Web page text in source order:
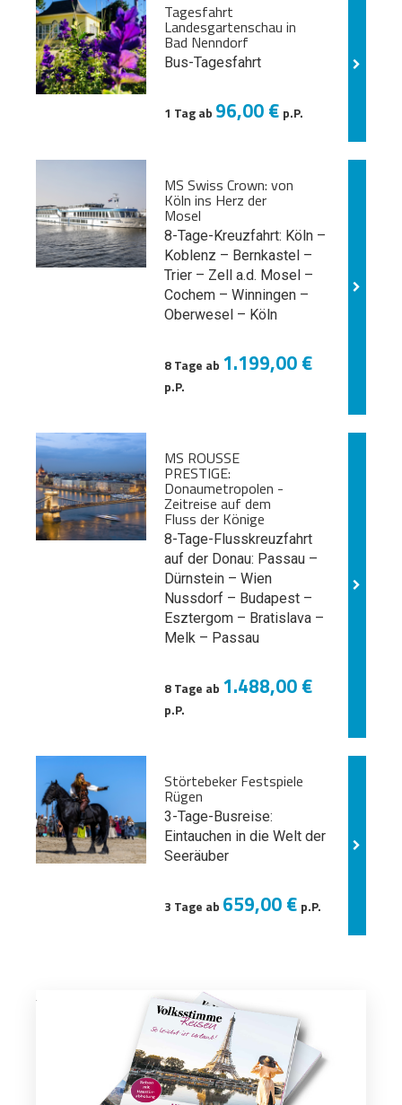
Tagesfahrt
Landesgartenschau in
Bad Nenndorf
Bus-Tagesfahrt
1 Tag ab 96,00 € p.P.
MS Swiss Crown: von
Köln ins Herz der
Mosel
8-Tage-Kreuzfahrt: Köln –
Koblenz – Bernkastel –
Trier – Zell a.d. Mosel –
Cochem – Winningen –
Oberwesel – Köln
8 Tage ab 1.199,00 €
p.P.
MS ROUSSE
PRESTIGE:
Donaumetropolen -
Zeitreise auf dem
Fluss der Könige
8-Tage-Flusskreuzfahrt
auf der Donau: Passau –
Dürnstein – Wien
Nussdorf – Budapest –
Esztergom – Bratislava –
Melk – Passau
8 Tage ab 1.488,00 €
p.P.
Störtebeker Festspiele
Rügen
3-Tage-Busreise:
Eintauchen in die Welt der
Seeräuber
3 Tage ab 659,00 € p.P.